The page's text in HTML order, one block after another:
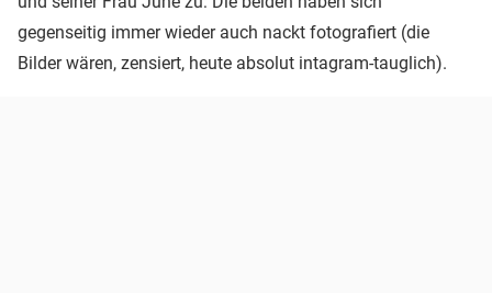
gegenseitig immer wieder auch nackt fotografiert (die
Bilder wären, zensiert, heute absolut intagram-tauglich).